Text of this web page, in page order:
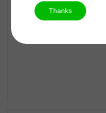
Zalige volle wijn met lange
subtiel tot uiting komt
Thanks